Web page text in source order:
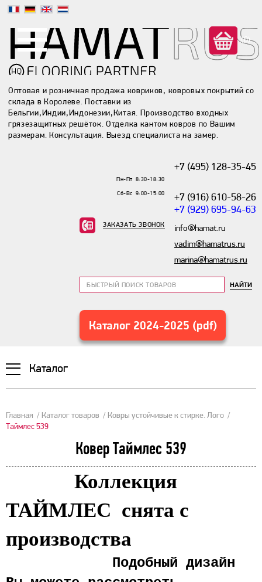
Оптовая и розничная продажа ковриков, ковровых покрытий со
склада в Королеве. Поставки из
Бельгии,Индии,Индонезии,Китая. Производство входных
грязезащитных решёток. Отделка кантом ковров по Вашим
размерам. Консультация. Выезд специалиста на замер.
(0)
+7 (495) 128-35-45
+7 (916) 610-58-26
+7 (929) 695-94-63
info@hamat.ru
vadim@hamatrus.ru
marina@hamatrus.ru
Пн-Пт 8:30-18:30
Сб-Вс 9:00-15:00
ЗАКАЗАТЬ ЗВОНОК
НАЙТИ
Каталог 2024-2025 (pdf)
Каталог
Главная Каталог товаров
Ковры устойчивые к стирке. Лого
Таймлес 539
Ковер Таймлес 539
Коллекция
ТАЙМЛЕС снята с
производства
Подобный дизайн